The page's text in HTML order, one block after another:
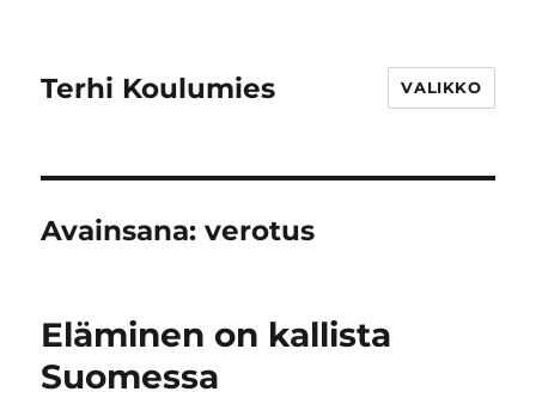
Terhi Koulumies VALIKKO
Avainsana:verotus
Eläminen on kallista
Suomessa